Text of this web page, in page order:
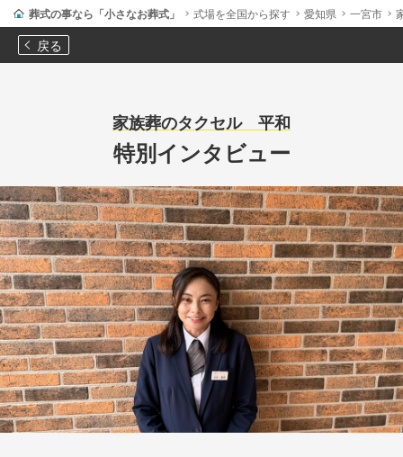
葬式の事なら「小さなお葬式」 式場を全国から探す 愛知県 一宮市
戻る
家族葬のタクセル 平和
特別インタビュー